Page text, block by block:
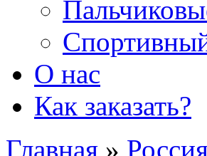
О нас
Как заказать?
Главная »